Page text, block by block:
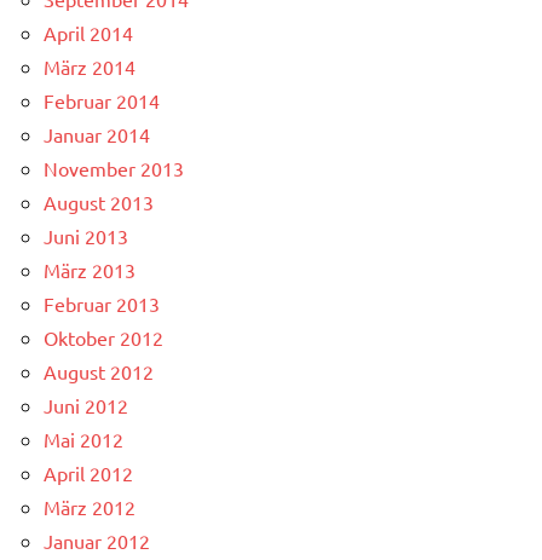
April 2014
März 2014
Februar 2014
Januar 2014
November 2013
August 2013
Juni 2013
März 2013
Februar 2013
Oktober 2012
August 2012
Juni 2012
Mai 2012
April 2012
März 2012
Januar 2012